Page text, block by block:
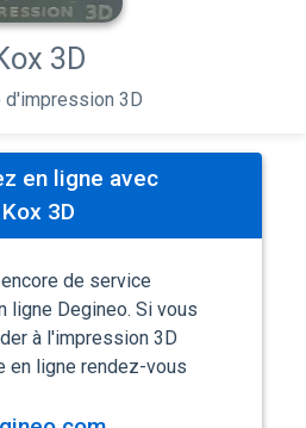
3D
d'impression 3D
en ligne avec
Kox 3D
de service
ligne Degineo. Si vous
à l'impression 3D
en ligne rendez-vous